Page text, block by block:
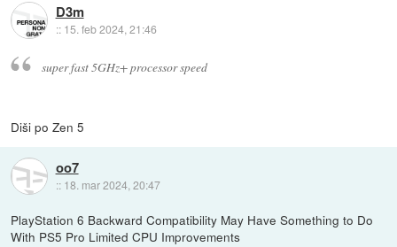
D3m
:: 15. feb 2024, 21:46
super fast 5GHz+ processor speed
Diši po Zen 5
oo7
:: 18. mar 2024, 20:47
PlayStation 6 Backward Compatibility May Have Something to Do
With PS5 Pro Limited CPU Improvements